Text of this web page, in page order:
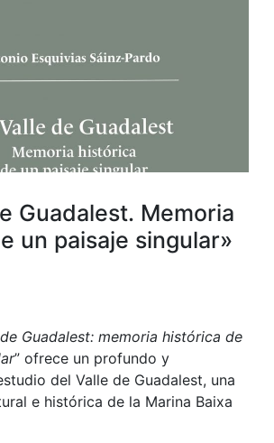
Guadalest. Memoria
un paisaje singular»
Guadalest: memoria histórica de
” ofrece un profundo y
del Valle de Guadalest, una
e histórica de la Marina Baixa